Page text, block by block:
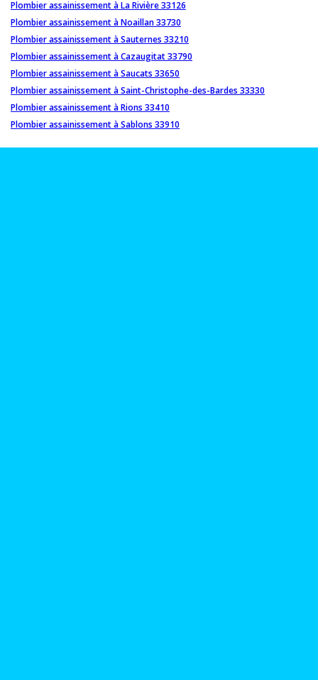
Plombier assainissement à La Rivière 33126
Plombier assainissement à Noaillan 33730
Plombier assainissement à Sauternes 33210
Plombier assainissement à Cazaugitat 33790
Plombier assainissement à Saucats 33650
Plombier assainissement à Saint-Christophe-des-Bardes 33330
Plombier assainissement à Rions 33410
Plombier assainissement à Sablons 33910